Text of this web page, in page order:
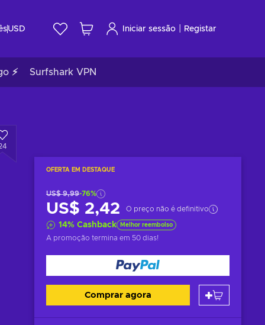
USD Iniciar sessão Registar
⚡ Surfshark VPN
OFERTA EM DESTAQUE
US$ 9,99-76%
US$ 2,42 O preço não é definitivo
14% Cashback Melhor reembolso
A promoção termina em 50 dias!
Comprar agora